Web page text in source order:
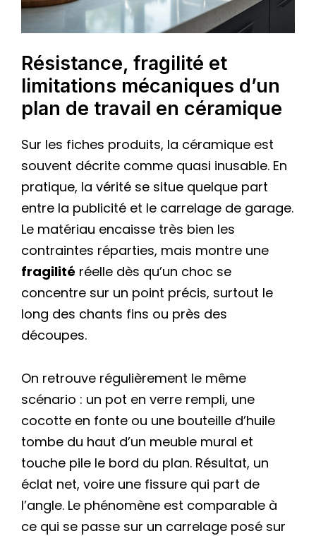
Résistance, fragilité et
limitations mécaniques d’un
plan de travail en céramique
Sur les fiches produits, la céramique est
souvent décrite comme quasi inusable. En
pratique, la vérité se situe quelque part
entre la publicité et le carrelage de garage.
Le matériau encaisse très bien les
contraintes réparties, mais montre une
fragilité réelle dès qu’un choc se
concentre sur un point précis, surtout le
long des chants fins ou près des
découpes.
On retrouve régulièrement le même
scénario : un pot en verre rempli, une
cocotte en fonte ou une bouteille d’huile
tombe du haut d’un meuble mural et
touche pile le bord du plan. Résultat, un
éclat net, voire une fissure qui part de
l’angle. Le phénomène est comparable à
ce qui se passe sur un carrelage posé sur